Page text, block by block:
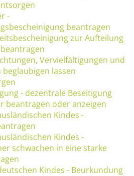
-
beantragen
zur Aufteilung
Vervielfältigungen und
lassen
- dezentrale Beseitigung
beantragen oder anzeigen
Kindes -
Kindes -
schwachen in eine starke
Kindes - Beurkundung